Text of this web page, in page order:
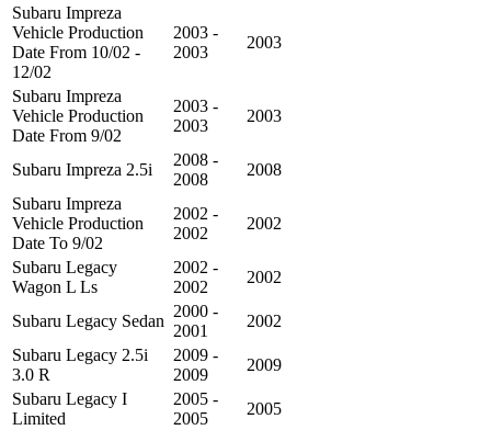
Subaru Impreza
Vehicle Production
Date From 10/02 -
12/02
2003 -
2003
2003
Subaru Impreza
Vehicle Production
Date From 9/02
2003 -
2003
2003
Subaru Impreza 2.5i
2008 -
2008
2008
Subaru Impreza
Vehicle Production
Date To 9/02
2002 -
2002
2002
Subaru Legacy
Wagon L Ls
2002 -
2002
2002
Subaru Legacy Sedan
2000 -
2001
2002
Subaru Legacy 2.5i
3.0 R
2009 -
2009
2009
Subaru Legacy I
Limited
2005 -
2005
2005